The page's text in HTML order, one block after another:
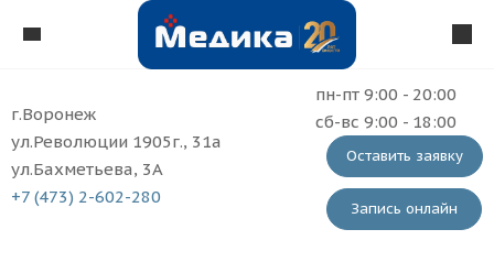
г.Воронеж
ул.Революции 1905г., 31а
ул.Бахметьева, 3А
+7 (473) 2-602-280
пн-пт 9:00 - 20:00
сб-вс 9:00 - 18:00
Оставить заявку
Запись онлайн